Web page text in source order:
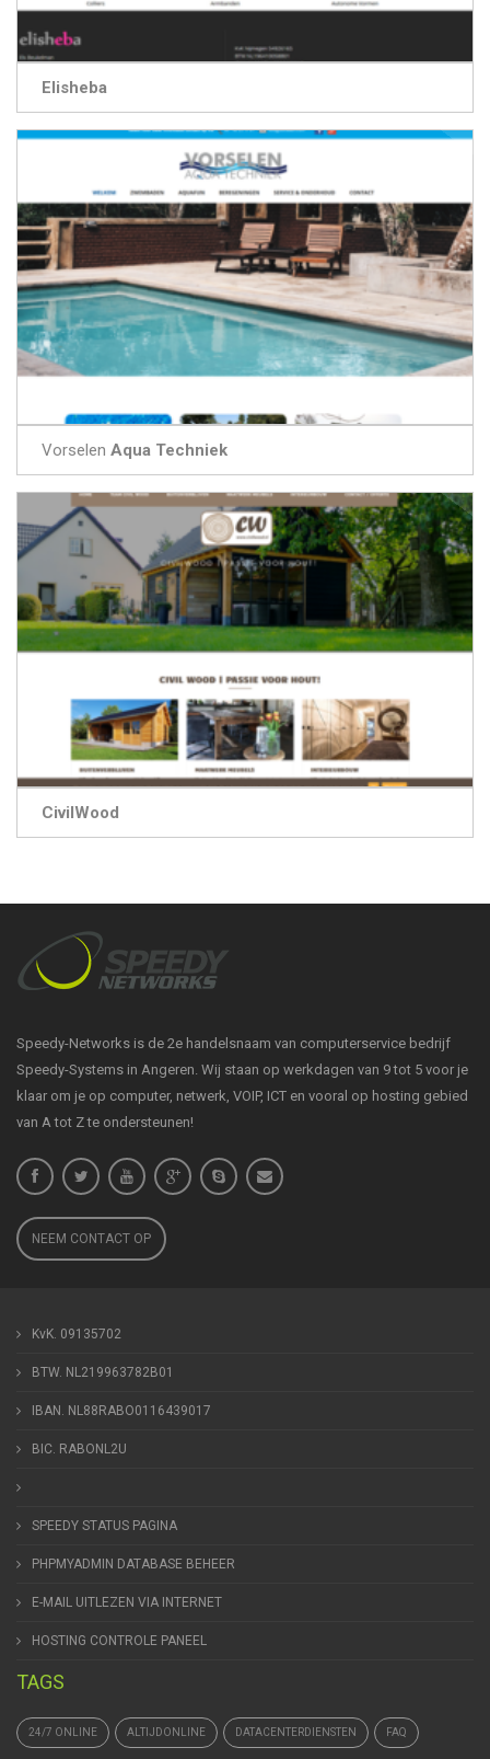
Elisheba
Vorselen Aqua Techniek
CivilWood
Speedy-Networks is de 2e handelsnaam van computerservice bedrijf
Speedy-Systems in Angeren. Wij staan op werkdagen van 9 tot 5 voor je
klaar om je op computer, netwerk, VOIP, ICT en vooral op hosting gebied
van A tot Z te ondersteunen!
NEEM CONTACT OP
KvK. 09135702
BTW. NL219963782B01
IBAN. NL88RABO0116439017
BIC. RABONL2U
SPEEDY STATUS PAGINA
PHPMYADMIN DATABASE BEHEER
E-MAIL UITLEZEN VIA INTERNET
HOSTING CONTROLE PANEEL
TAGS
24/7 ONLINE ALTIJDONLINE DATACENTERDIENSTEN FAQ